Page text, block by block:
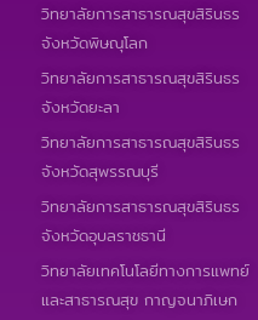
วิทยาลัยการสาธารณสุขสิรินธร
จังหวัดพิษณุโลก
วิทยาลัยการสาธารณสุขสิรินธร
จังหวัดยะลา
วิทยาลัยการสาธารณสุขสิรินธร
จังหวัดสุพรรณบุรี
วิทยาลัยการสาธารณสุขสิรินธร
จังหวัดอุบลราชธานี
วิทยาลัยเทคโนโลยีทางการแพทย์
และสาธารณสุข กาญจนาภิเษก